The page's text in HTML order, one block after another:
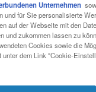
Unternehmen
für Sie personalisierte
auf der Webseite mit den
und zukommen lassen zu
Cookies sowie die
dem Link "Cookie-